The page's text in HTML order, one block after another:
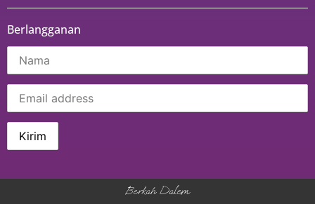
Berlangganan
Berkah Dalem